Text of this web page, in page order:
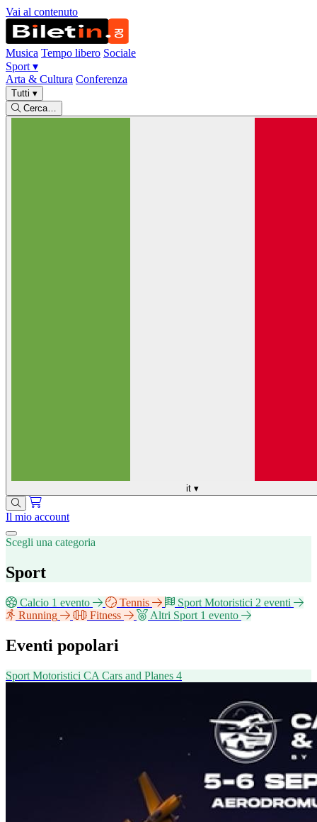
Vai al contenuto
Musica Tempo libero Sociale
Sport ▾
Arta & Cultura Conferenza
Tutti ▾
Cerca…
it ▾
Il mio account
Scegli una categoria
Sport
Calcio 1 evento Tennis Sport Motoristici 2 eventi
Running
Fitness Altri Sport 1 evento
Eventi popolari
Sport Motoristici CA Cars and Planes 4